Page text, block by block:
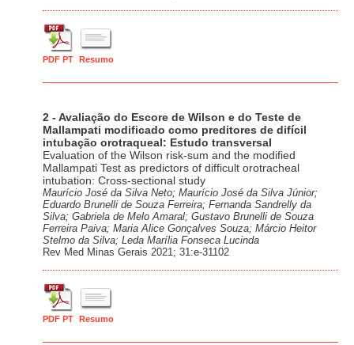
PDF PT Resumo
2 - Avaliação do Escore de Wilson e do Teste de
Mallampati modificado como preditores de difícil
intubação orotraqueal: Estudo transversal
Evaluation of the Wilson risk-sum and the modified
Mallampati Test as predictors of difficult orotracheal
intubation: Cross-sectional study
Maurício José da Silva Neto; Maurício José da Silva Júnior;
Eduardo Brunelli de Souza Ferreira; Fernanda Sandrelly da
Silva; Gabriela de Melo Amaral; Gustavo Brunelli de Souza
Ferreira Paiva; Maria Alice Gonçalves Souza; Márcio Heitor
Stelmo da Silva; Leda Marília Fonseca Lucinda
Rev Med Minas Gerais 2021; 31:e-31102
PDF PT Resumo